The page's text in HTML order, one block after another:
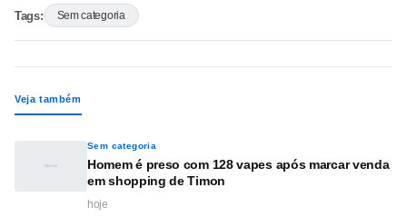
Tags: Sem categoria
Veja também
Sem categoria
Homem é preso com 128 vapes após marcar venda
em shopping de Timon
hoje